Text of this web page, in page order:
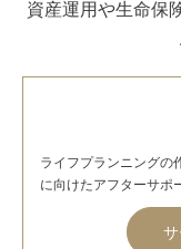
資産運用や生命保
ライフプランニングの
に向けたアフターサポ